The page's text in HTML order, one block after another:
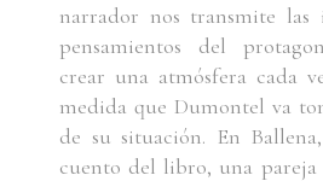
narrador nos transmite las
pensamientos del
crear una atmósfera cada
medida que Dumontel va
de su situación. En
cuento del libro, una pareja